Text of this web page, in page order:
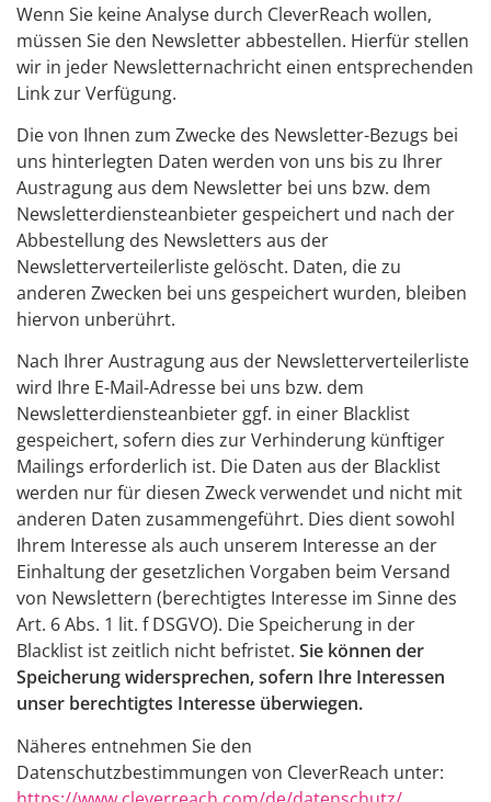
Wenn Sie keine Analyse durch CleverReach wollen,
müssen Sie den Newsletter abbestellen. Hierfür stellen
wir in jeder Newsletternachricht einen entsprechenden
Link zur Verfügung.
Die von Ihnen zum Zwecke des Newsletter-Bezugs bei
uns hinterlegten Daten werden von uns bis zu Ihrer
Austragung aus dem Newsletter bei uns bzw. dem
Newsletterdiensteanbieter gespeichert und nach der
Abbestellung des Newsletters aus der
Newsletterverteilerliste gelöscht. Daten, die zu
anderen Zwecken bei uns gespeichert wurden, bleiben
hiervon unberührt.
Nach Ihrer Austragung aus der Newsletterverteilerliste
wird Ihre E-Mail-Adresse bei uns bzw. dem
Newsletterdiensteanbieter ggf. in einer Blacklist
gespeichert, sofern dies zur Verhinderung künftiger
Mailings erforderlich ist. Die Daten aus der Blacklist
werden nur für diesen Zweck verwendet und nicht mit
anderen Daten zusammengeführt. Dies dient sowohl
Ihrem Interesse als auch unserem Interesse an der
Einhaltung der gesetzlichen Vorgaben beim Versand
von Newslettern (berechtigtes Interesse im Sinne des
Art. 6 Abs. 1 lit. f DSGVO). Die Speicherung in der
Blacklist ist zeitlich nicht befristet. Sie können der
Speicherung widersprechen, sofern Ihre Interessen
unser berechtigtes Interesse überwiegen.
Näheres entnehmen Sie den
Datenschutzbestimmungen von CleverReach unter: